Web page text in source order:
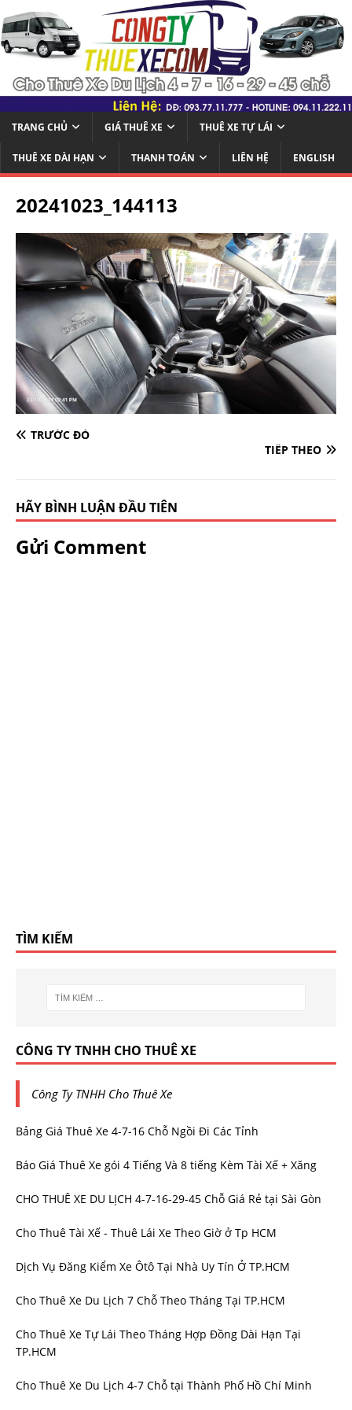
TRANG CHỦ GIÁ THUÊ XE THUÊ XE TỰ LÁI
THUÊ XE DÀI HẠN THANH TOÁN LIÊN HỆ ENGLISH
20241023_144113
TRƯỚC ĐÓ
TIẾP THEO
HÃY BÌNH LUẬN ĐẦU TIÊN
Gửi Comment
TÌM KIẾM
CÔNG TY TNHH CHO THUÊ XE
Công Ty TNHH Cho Thuê Xe
Bảng Giá Thuê Xe 4-7-16 Chỗ Ngồi Đi Các Tỉnh
Báo Giá Thuê Xe gói 4 Tiếng Và 8 tiếng Kèm Tài Xế + Xăng
CHO THUÊ XE DU LỊCH 4-7-16-29-45 Chỗ Giá Rẻ tại Sài Gòn
Cho Thuê Tài Xế - Thuê Lái Xe Theo Giờ ở Tp HCM
Dịch Vụ Đăng Kiểm Xe Ôtô Tại Nhà Uy Tín Ở TP.HCM
Cho Thuê Xe Du Lịch 7 Chỗ Theo Tháng Tại TP.HCM
Cho Thuê Xe Tự Lái Theo Tháng Hợp Đồng Dài Hạn Tại
TP.HCM
Cho Thuê Xe Du Lịch 4-7 Chỗ tại Thành Phố Hồ Chí Minh